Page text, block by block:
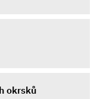
okrsků